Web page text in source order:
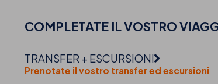
COMPLETATE IL VOSTRO
TRANSFER + ESCURSIONI
Prenotate il vostro transfer ed escursioni